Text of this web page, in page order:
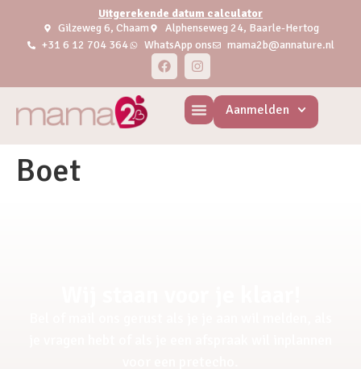
Uitgerekende datum calculator
Gilzeweg 6, Chaam
Alphenseweg 24, Baarle-Hertog
+31 6 12 704 364
WhatsApp ons mama2b@annature.nl
Aanmelden
Boet